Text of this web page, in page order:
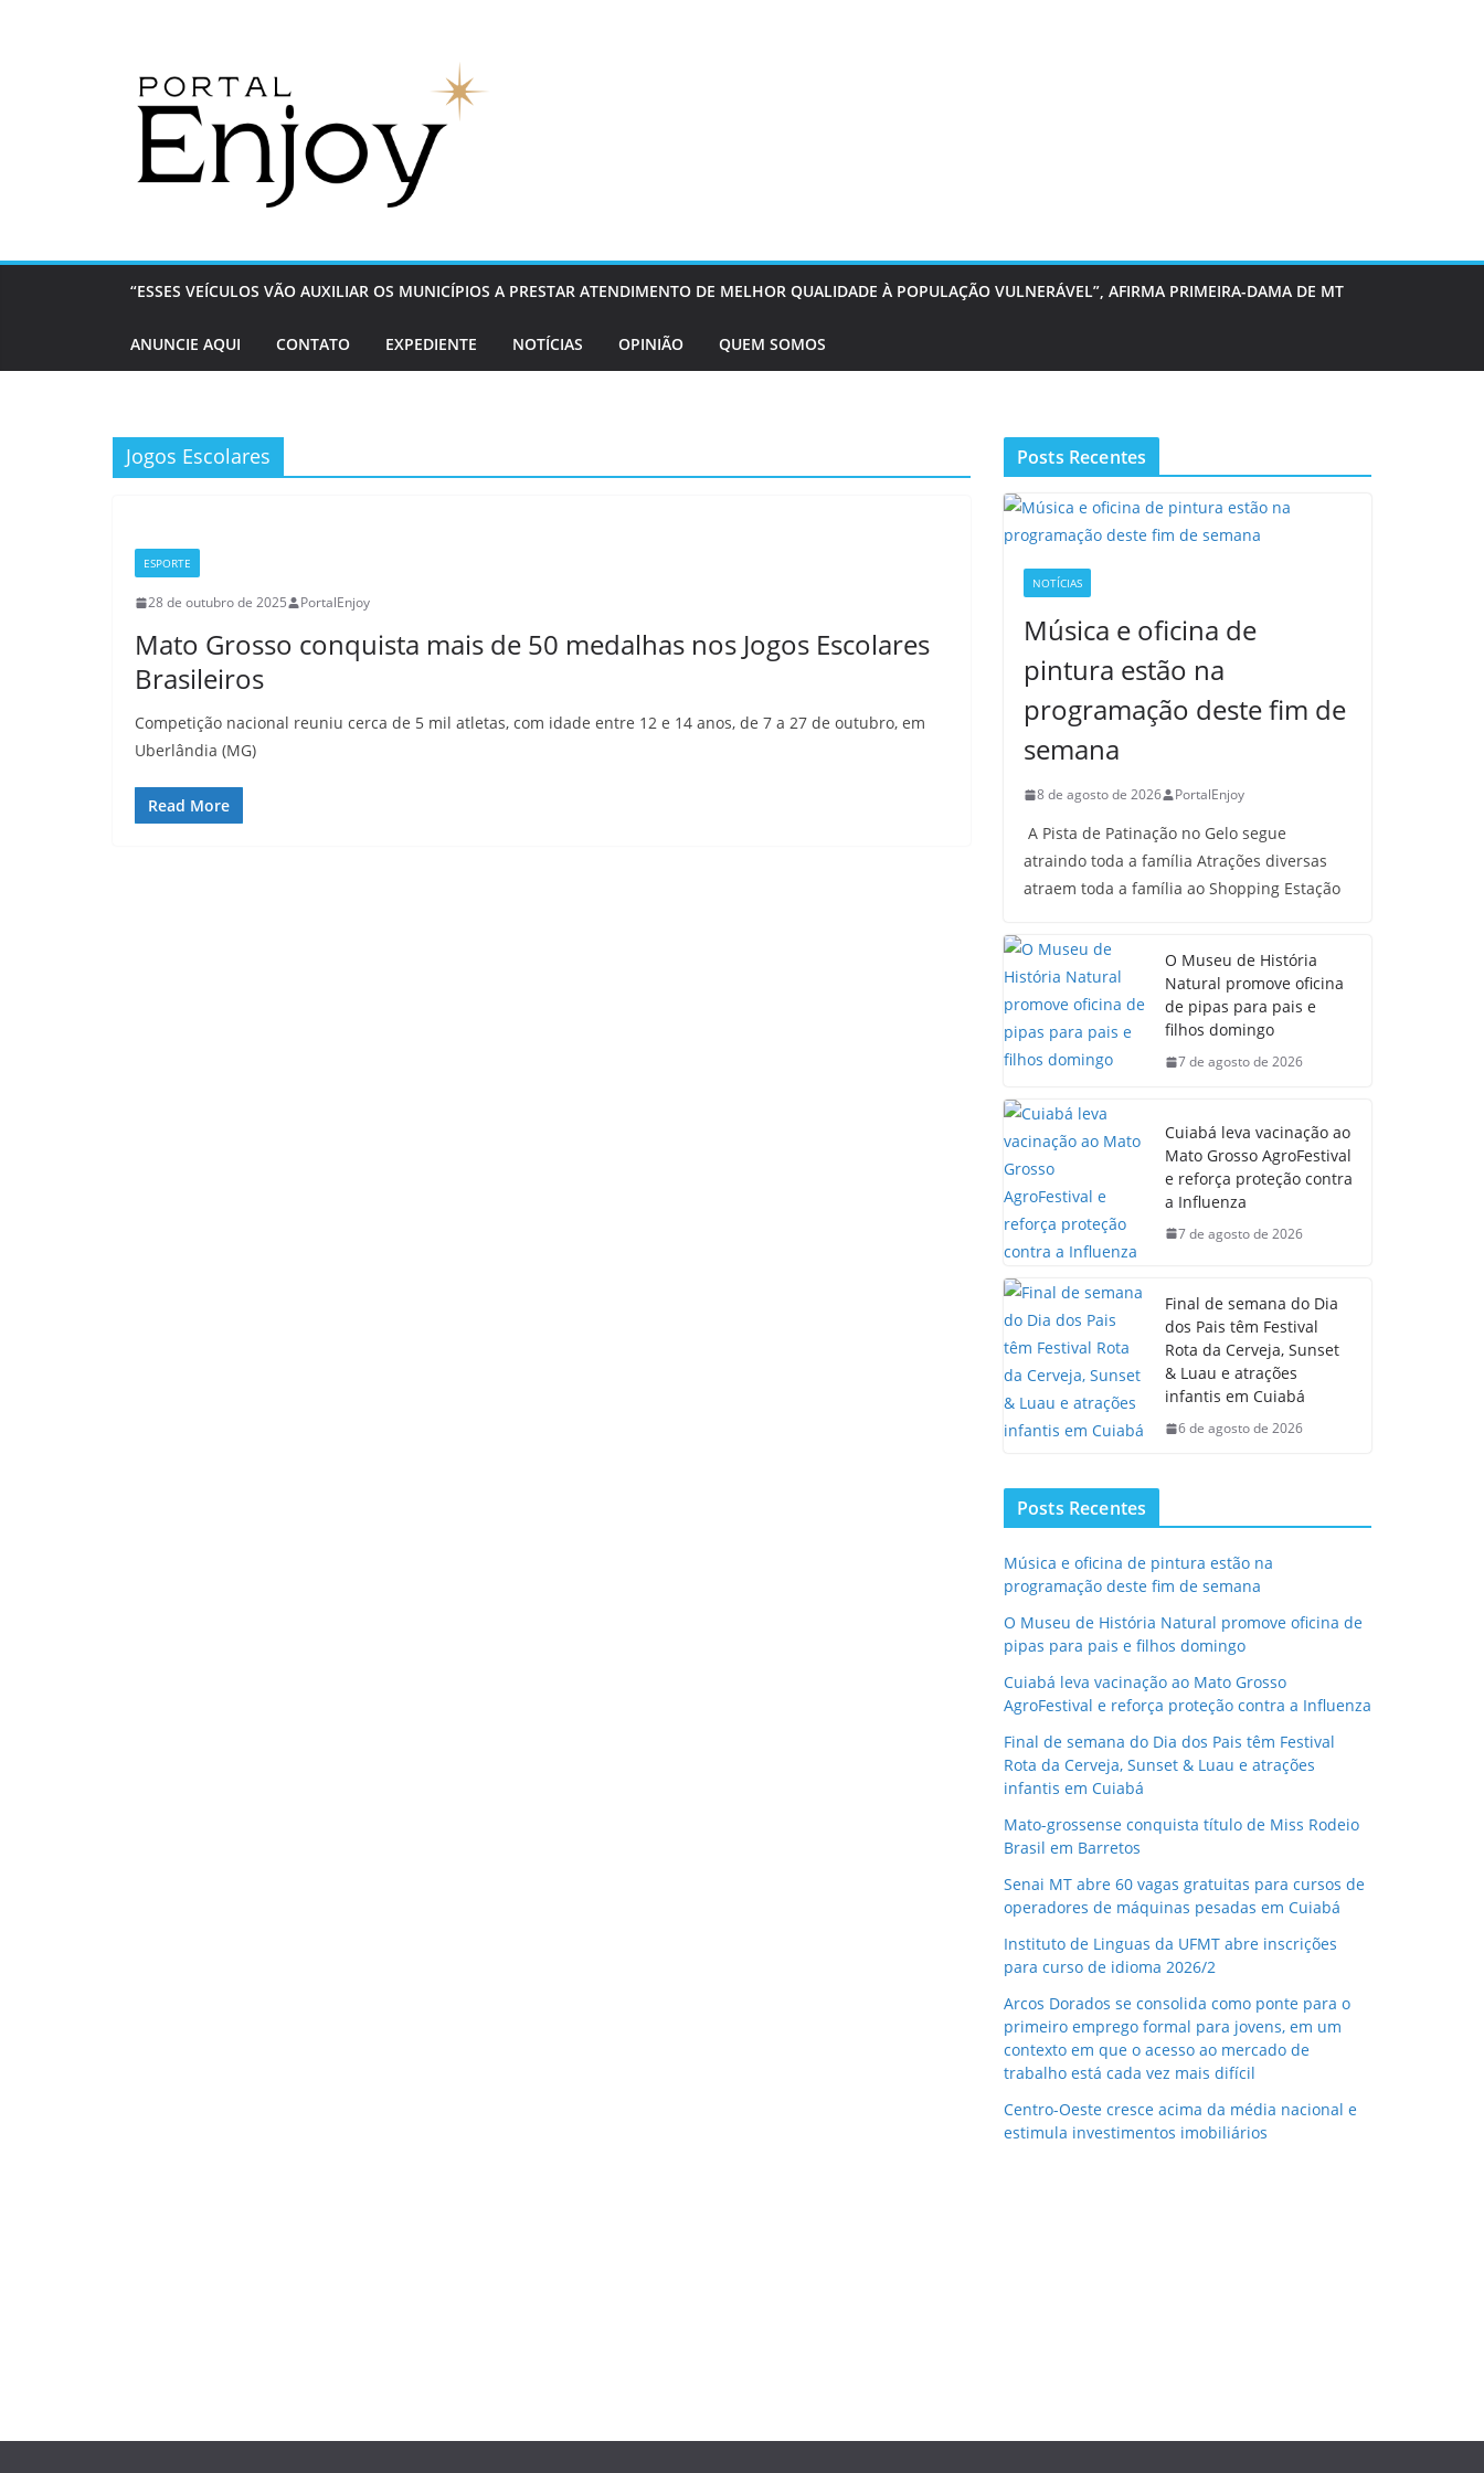
“ESSES VEÍCULOS VÃO AUXILIAR OS MUNICÍPIOS A PRESTAR ATENDIMENTO DE MELHOR QUALIDADE À POPULAÇÃO VULNERÁVEL”, AFIRMA PRIMEIRA-DAMA DE MT
ANUNCIE AQUI CONTATO EXPEDIENTE NOTÍCIAS OPINIÃO QUEM SOMOS
Jogos Escolares
ESPORTE
28 de outubro de 2025 PortalEnjoy
Mato Grosso conquista mais de 50 medalhas nos Jogos Escolares
Brasileiros
Competição nacional reuniu cerca de 5 mil atletas, com idade entre 12 e 14 anos, de 7 a 27 de outubro, em
Uberlândia (MG)
Read More
Posts Recentes
NOTÍCIAS
Música e oficina de
pintura estão na
programação deste fim de
semana
8 de agosto de 2026 PortalEnjoy
A Pista de Patinação no Gelo segue
atraindo toda a família Atrações diversas
atraem toda a família ao Shopping Estação
O Museu de História
Natural promove oficina
de pipas para pais e
filhos domingo
7 de agosto de 2026
Cuiabá leva vacinação ao
Mato Grosso AgroFestival
e reforça proteção contra
a Influenza
7 de agosto de 2026
Final de semana do Dia
dos Pais têm Festival
Rota da Cerveja, Sunset
& Luau e atrações
infantis em Cuiabá
6 de agosto de 2026
Posts Recentes
Música e oficina de pintura estão na
programação deste fim de semana
O Museu de História Natural promove oficina de
pipas para pais e filhos domingo
Cuiabá leva vacinação ao Mato Grosso
AgroFestival e reforça proteção contra a Influenza
Final de semana do Dia dos Pais têm Festival
Rota da Cerveja, Sunset & Luau e atrações
infantis em Cuiabá
Mato-grossense conquista título de Miss Rodeio
Brasil em Barretos
Senai MT abre 60 vagas gratuitas para cursos de
operadores de máquinas pesadas em Cuiabá
Instituto de Linguas da UFMT abre inscrições
para curso de idioma 2026/2
Arcos Dorados se consolida como ponte para o
primeiro emprego formal para jovens, em um
contexto em que o acesso ao mercado de
trabalho está cada vez mais difícil
Centro-Oeste cresce acima da média nacional e
estimula investimentos imobiliários